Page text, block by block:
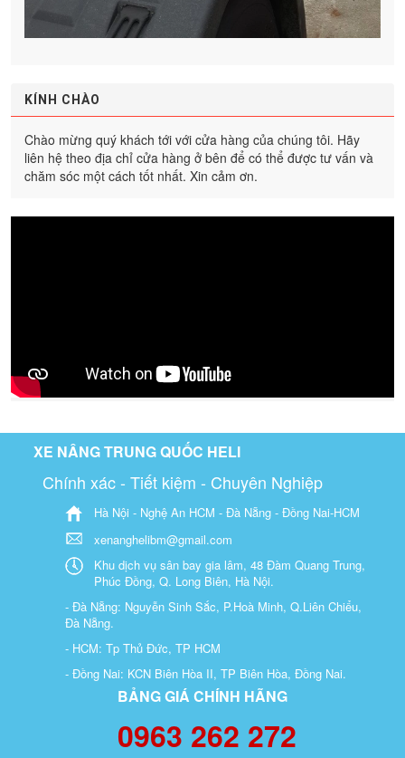
KÍNH CHÀO
Chào mừng quý khách tới với cửa hàng của chúng tôi. Hãy
liên hệ theo địa chỉ cửa hàng ở bên để có thể được tư vấn và
chăm sóc một cách tốt nhất. Xin cảm ơn.
XE NÂNG TRUNG QUỐC HELI
Chính xác - Tiết kiệm - Chuyên Nghiệp
Hà Nội - Nghệ An HCM - Đà Nẵng - Đồng Nai-HCM
xenanghelibm@gmail.com
Khu dịch vụ sân bay gia lâm, 48 Đàm Quang Trung,
Phúc Đồng, Q. Long Biên, Hà Nội.
- Đà Nẵng: Nguyễn Sinh Sắc, P.Hoà Minh, Q.Liên Chiểu,
Đà Nẵng.
- HCM: Tp Thủ Đức, TP HCM
- Đồng Nai: KCN Biên Hòa II, TP Biên Hòa, Đồng Nai.
BẢNG GIÁ CHÍNH HÃNG
0963 262 272